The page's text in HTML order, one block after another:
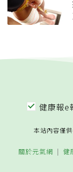
健康報e
本站內容僅
關於元氣網 健